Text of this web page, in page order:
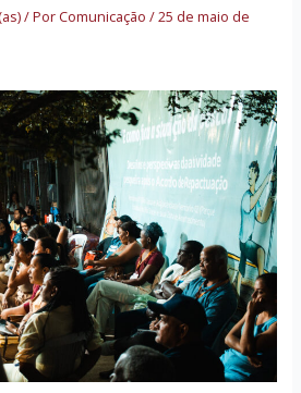
/ PorComunicação/25 de maio de